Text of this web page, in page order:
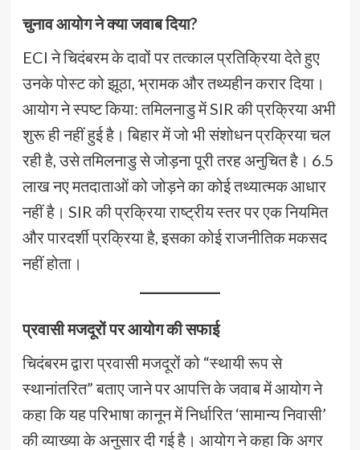
चुनाव आयोग ने क्या जवाब दिया?
ECI ने चिदंबरम के दावों पर तत्काल प्रतिक्रिया देते हुए
उनके पोस्ट को झूठा, भ्रामक और तथ्यहीन करार दिया।
आयोग ने स्पष्ट किया: तमिलनाडु में SIR की प्रक्रिया अभी
शुरू ही नहीं हुई है। बिहार में जो भी संशोधन प्रक्रिया चल
रही है, उसे तमिलनाडु से जोड़ना पूरी तरह अनुचित है। 6.5
लाख नए मतदाताओं को जोड़ने का कोई तथ्यात्मक आधार
नहीं है। SIR की प्रक्रिया राष्ट्रीय स्तर पर एक नियमित
और पारदर्शी प्रक्रिया है, इसका कोई राजनीतिक मकसद
नहीं होता।
प्रवासी मजदूरों पर आयोग की सफाई
चिदंबरम द्वारा प्रवासी मजदूरों को “स्थायी रूप से
स्थानांतरित” बताए जाने पर आपत्ति के जवाब में आयोग ने
कहा कि यह परिभाषा कानून में निर्धारित ‘सामान्य निवासी’
की व्याख्या के अनुसार दी गई है। आयोग ने कहा कि अगर